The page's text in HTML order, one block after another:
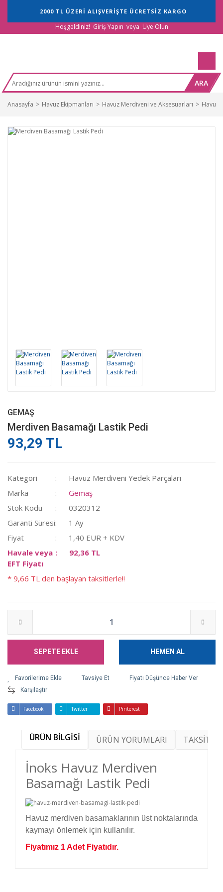
2000 TL ÜZERİ ALIŞVERİŞTE ÜCRETSİZ KARGO
Hoşgeldiniz! Giriş Yapın veya Üye Olun
ARA
Anasayfa Havuz Ekipmanları Havuz Merdiveni ve Aksesuarları Havuz
GEMAŞ
Merdiven Basamağı Lastik Pedi
93,29 TL
Kategori
Havuz Merdiveni Yedek Parçaları
Marka
Gemaş
Stok Kodu
0320312
Garanti Süresi
1 Ay
Fiyat
1,40 EUR + KDV
Havale veya
EFT Fiyatı
92,36 TL
* 9,66 TL den başlayan taksitlerle!!
SEPETE EKLE HEMEN AL
Tavsiye Et
Fiyatı Düşünce Haber Ver
Karşılaştır
Facebook Twitter Pinterest
ÜRÜN BİLGİSİ ÜRÜN YORUMLARI TAKSİT
İnoks Havuz Merdiven
Basamağı Lastik Pedi
Havuz merdiven basamaklarının üst noktalarında
kaymayı önlemek için kullanılır.
Fiyatımız 1 Adet Fiyatıdır.